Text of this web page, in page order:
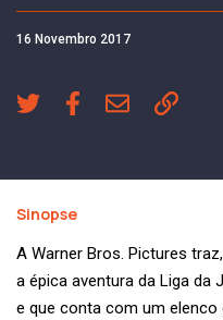
16 Novembro 2017
Sinopse
A Warner Bros. Pictures
a épica aventura da Liga da
e que conta com um elenco